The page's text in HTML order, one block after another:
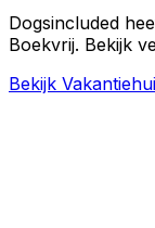
Dogsincluded
Boekvrij. Bekijk
Bekijk